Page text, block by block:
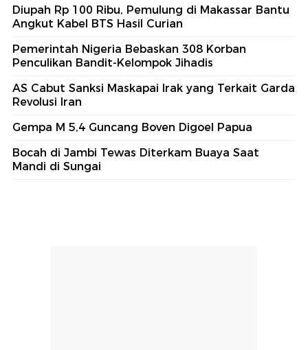
Diupah Rp 100 Ribu, Pemulung di Makassar Bantu
Angkut Kabel BTS Hasil Curian
Pemerintah Nigeria Bebaskan 308 Korban
Penculikan Bandit-Kelompok Jihadis
AS Cabut Sanksi Maskapai Irak yang Terkait Garda
Revolusi Iran
Gempa M 5,4 Guncang Boven Digoel Papua
Bocah di Jambi Tewas Diterkam Buaya Saat
Mandi di Sungai